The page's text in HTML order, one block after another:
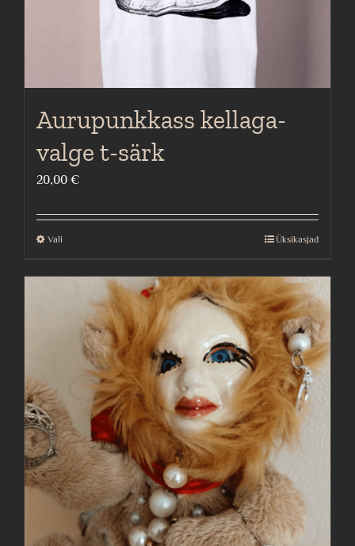
Aurupunkkass kellaga-
valge t-särk
20,00 €
Vali
multiple
variants.
options
be
chosen
on
the
product
page
Üksikasjad